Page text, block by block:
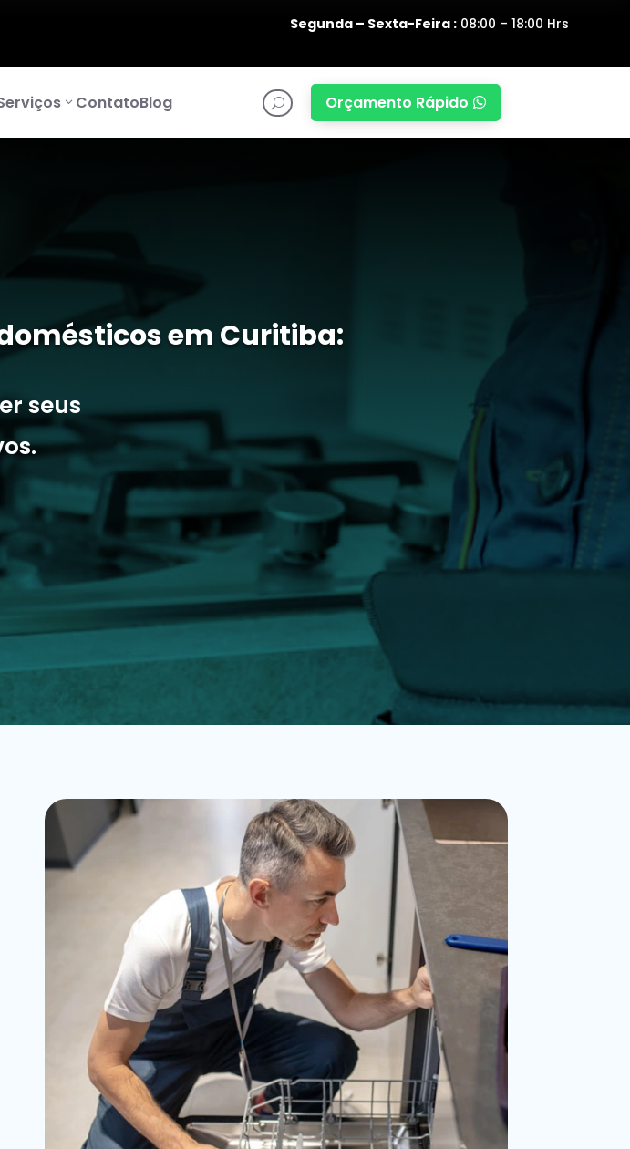
Segunda – Sexta-Feira :08:00 – 18:00 Hrs
ContatoBlog U Orçamento Rápido 
em Curitiba:
seus